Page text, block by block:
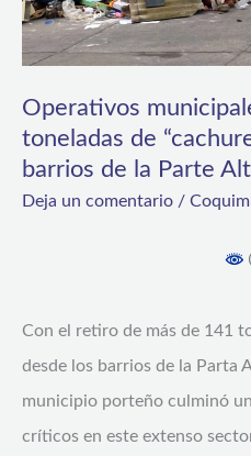
Operativos
toneladas de
barrios de la Parte
Deja un comentario /
Con el retiro de más de 141
desde los barrios de la Parta
municipio porteño culminó
críticos en este extenso
desde
los
barrios
de
la
Parte